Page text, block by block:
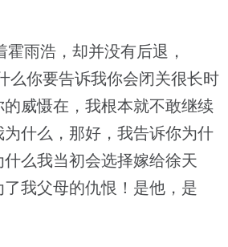
雨浩，却并没有后退，
么你要告诉我你会闭关很长时
威慑在，我根本就不敢继续
什么，那好，我告诉你为什
么我当初会选择嫁给徐天
我父母的仇恨！是他，是